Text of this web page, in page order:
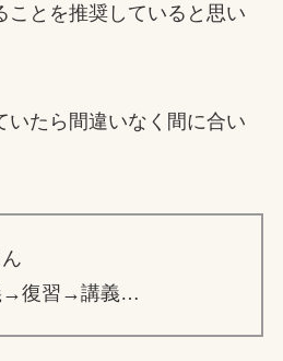
ことを推奨していると思い
いたら間違いなく間に合い
→復習→講義…